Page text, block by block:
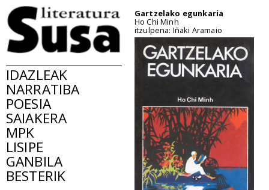
IDAZLEAK
NARRATIBA
POESIA
SAIAKERA
MPK
LISIPE
GANBILA
BESTERIK
Gartzelako egunkaria
Ho Chi Minh
itzulpena: Iñaki Aramaio